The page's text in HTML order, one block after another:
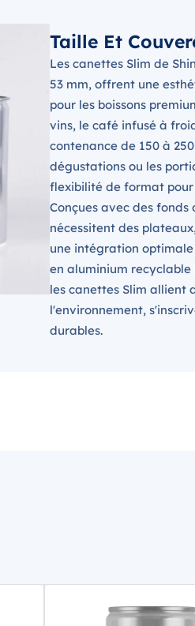
Taille Et
Les canettes Slim de
53 mm, offrent une
pour les boissons
vins, le café infusé à
contenance de 150 à
dégustations ou les
flexibilité de format pour
Conçues avec des
nécessitent des
une intégration
en aluminium
les canettes Slim allient
l'environnement,
durables.